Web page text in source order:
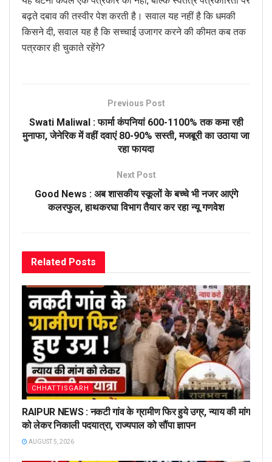
बढ़ते दबाव की तस्वीर पेश करती है। सवाल यह नहीं है कि धमकी
किसने दी, सवाल यह है कि सच्चाई उजागर करने की कीमत कब तक
पत्रकार ही चुकाते रहेंगे?
Previous Post
Swati Maliwal : फार्मा कंपनियां 600-1100% तक कमा रही
मुनाफा, जेनेरिक में वहीं दवाएं 80-90% सस्ती, मजबूरी का उठाया जा
रहा फायदा
Next Post
Good News : अब शासकीय स्कूलों के बच्चे भी नजर आएंगे
कलरफुल, हाथकरघा विभाग तैयार कर रहा न्यू गणवेश
Related Posts
CHHATTISGARH
RAIPUR NEWS : नकटी गांव के ग्रामीण फिर हुये उग्र, न्याय की मांग
को लेकर निकाली पदयात्रा, राज्यपाल को सौंपा ज्ञापन
AUGUST 5, 2026